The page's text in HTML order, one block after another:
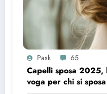
Pask 65
Capelli sposa 2025,
voga per chi si